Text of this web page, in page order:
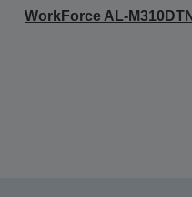
WorkForce AL-M310DTN